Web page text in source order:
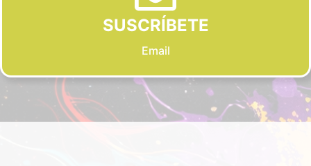
SUSCRÍBETE
Email